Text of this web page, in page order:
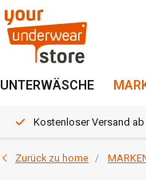
UNTERWÄSCHE
Kostenloser Versand ab
Zurück zu home